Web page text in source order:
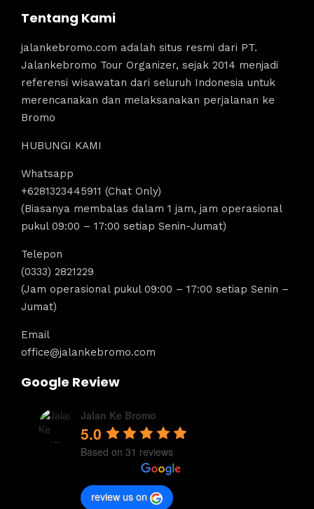
Tentang Kami
jalankebromo.com adalah situs resmi dari PT.
Jalankebromo Tour Organizer, sejak 2014 menjadi
referensi wisawatan dari seluruh Indonesia untuk
merencanakan dan melaksanakan perjalanan ke
Bromo
HUBUNGI KAMI
Whatsapp
+6281323445911 (Chat Only)
(Biasanya membalas dalam 1 jam, jam operasional
pukul 09:00 – 17:00 setiap Senin-Jumat)
Telepon
(0333) 2821229
(Jam operasional pukul 09:00 – 17:00 setiap Senin –
Jumat)
Email
office@jalankebromo.com
Google Review
Jalan Ke Bromo
5.0
Based on 31 reviews
review us on